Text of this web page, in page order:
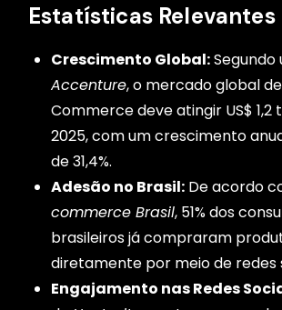
Estatísticas Relevantes
Crescimento Global:Segundo
Accenture, o mercado global
Commerce deve atingir US$ 1,2
2025, com um crescimento
de 31,4%.
Adesão no Brasil: De acordo
commerce Brasil, 51% dos
brasileiros já compraram
diretamente por meio de redes
Engajamento nas Redes